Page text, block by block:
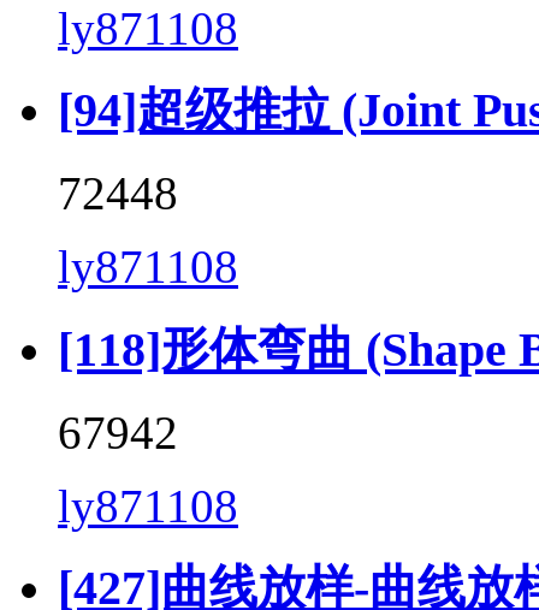
ly871108
[94]超级推拉 (Joint
72448
ly871108
[118]形体弯曲 (Shape
67942
ly871108
[427]曲线放样-曲线放